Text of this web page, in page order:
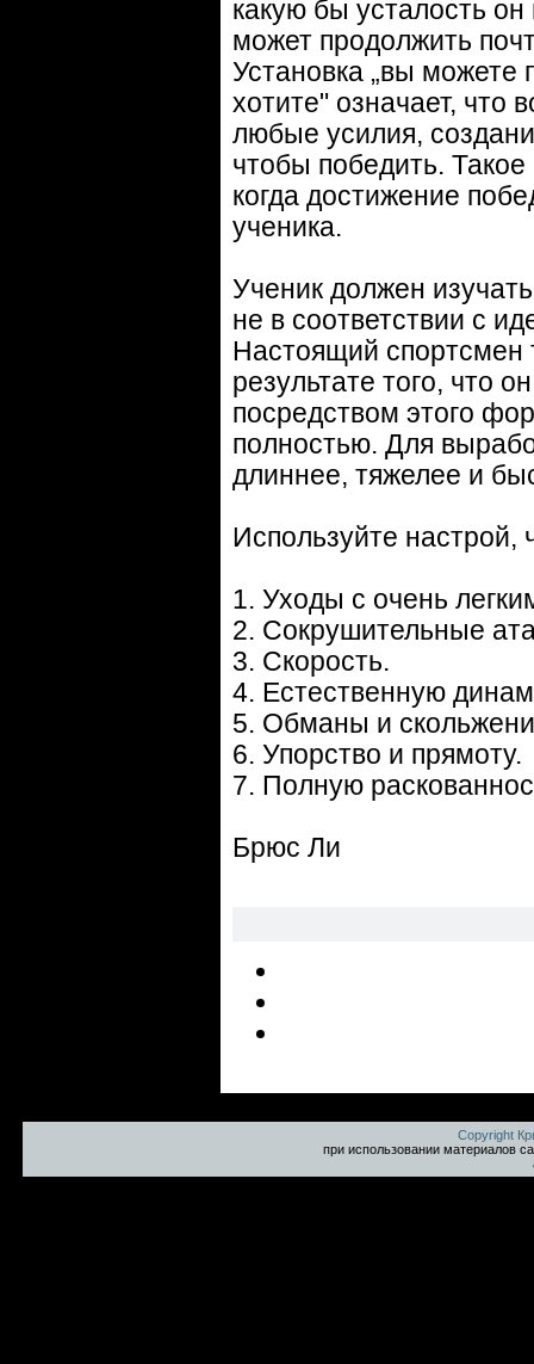
какую бы усталость
может продолжить
Установка „вы можете
хотите" означает, что
любые усилия,
чтобы победить.
когда достижение
ученика.
Ученик должен
не в соответствии с
Настоящий спортсмен
результате того, что
посредством этого
полностью. Для
длиннее, тяжелее и
Используйте настрой,
1. Уходы с очень
2. Сокрушительные
3. Скорость.
4. Естественную
5. Обманы и
6. Упорство и прямоту.
7. Полную
Брюс Ли
Copyright
при использовании материалов